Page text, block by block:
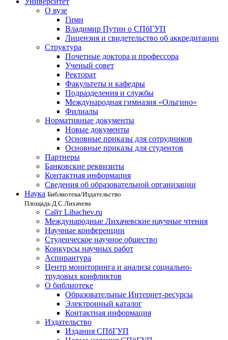
О вузе
Гимн
Владимир Путин о СПбГУП
Лицензия и свидетельство об аккредитации
Структура
Почетные доктора и профессора
Ученый совет
Ректорат
Факультеты и кафедры
Подразделения и службы
Международная гимназия «Ольгино»
Филиалы
Нормативные документы
Новые документы
Основные приказы для сотрудников
Основные приказы для студентов
Партнеры
Банковские реквизиты
Контактная информация
Сведения об образовательной организации
Наука Библиотека/Издательство
Площадь Д.С.Лихачева
Сайт Lihachev.ru
Международные Лихачевские научные чтения
Научные конференции
Студенческое научное общество
Конкурсы научных работ
Аспирантура
Центр мониторинга и анализа социально-
трудовых конфликтов
О библиотеке
Образовательные Интернет-ресурсы
Электронный каталог
Контактная информация
Издательство
Издания СПбГУП